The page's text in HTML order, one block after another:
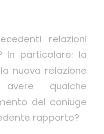
relazioni
In particolare: la
nuova relazione
qualche
del coniuge
rapporto?